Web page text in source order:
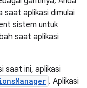
saat aplikasi dimulai
sistem untuk
saat aplikasi
saat ini, aplikasi
. Aplikasi